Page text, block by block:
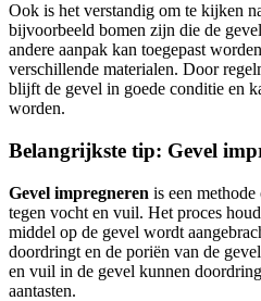
Ook is het verstandig om te kijken
bijvoorbeeld bomen zijn die de
andere aanpak kan toegepast
verschillende materialen. Door
blijft de gevel in goede conditie en
worden.
Belangrijkste tip: Gevel
Gevel impregneren is een methode
tegen vocht en vuil. Het proces
middel op de gevel wordt
doordringt en de poriën van de
en vuil in de gevel kunnen
aantasten.